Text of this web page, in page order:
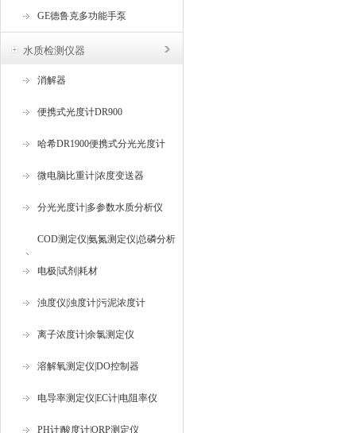
GE德鲁克多功能手泵
水质检测仪器
消解器
便携式光度计DR900
哈希DR1900便携式分光光度计
微电脑比重计|浓度变送器
分光光度计|多参数水质分析仪
COD测定仪|氨氮测定仪|总磷分析
仪
电极|试剂|耗材
浊度仪|浊度计|污泥浓度计
离子浓度计|余氯测定仪
溶解氧测定仪|DO控制器
电导率测定仪|EC计|电阻率仪
PH计|酸度计|ORP测定仪